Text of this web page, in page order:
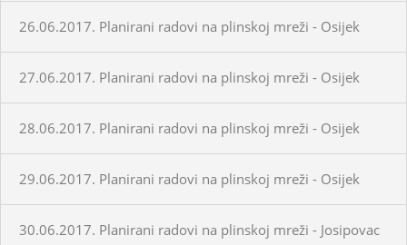
26.06.2017. Planirani radovi na plinskoj mreži - Osijek
27.06.2017. Planirani radovi na plinskoj mreži - Osijek
28.06.2017. Planirani radovi na plinskoj mreži - Osijek
29.06.2017. Planirani radovi na plinskoj mreži - Osijek
30.06.2017. Planirani radovi na plinskoj mreži - Josipovac